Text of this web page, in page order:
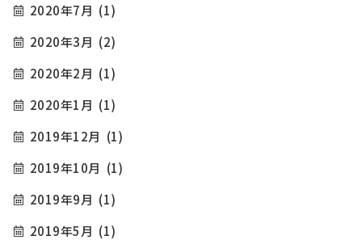
2020年7月 (1)
2020年3月 (2)
2020年2月 (1)
2020年1月 (1)
2019年12月 (1)
2019年10月 (1)
2019年9月 (1)
2019年5月 (1)